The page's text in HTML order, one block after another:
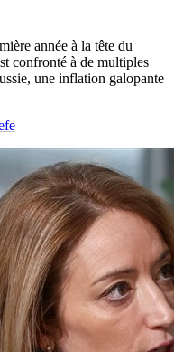
année à la tête du
confronté à de multiples
une inflation galopante